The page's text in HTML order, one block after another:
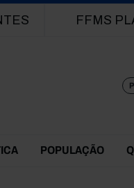
FFMS
POPULAÇÃO